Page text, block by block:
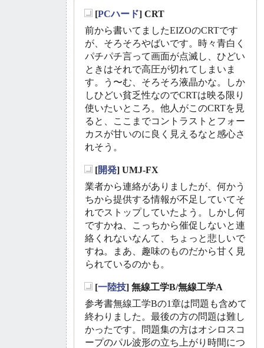
[PCハード] CRT
前から書いてましたEIZOのCRTです
が、そろそろやばいです。時々青白く
パチパチ言って画面が点滅し、ひどい
ときはそれで高圧が切れてしまいま
す。う〜む、そろそろ液晶かな。しか
しひどい貧乏性なのでCRTは映る限り
使いたいところ。他人がこのCRTを見
ると、ここまでコントラストとフォー
カスが甘いのに良く見えるなと感心さ
れそう。
[開発] UMJ-FX
業者から連絡がありましたが、何かう
ちから提供する情報が不足していてそ
れでストップしていたよう。しかし何
ですかね、こっちから催促しないと連
絡くれないなんて、ちょっと悲しいで
すね。まあ、趣味のものだから甘く見
られているのかも。
[一陸技] 無線工学B/無線工学A
参考書無線工学Bの1章は問題も含めて
終わりました。最後の方の問題は難し
かったです。問題集の方はオシロスコ
ープのパル波形の立ち上がり時間につ